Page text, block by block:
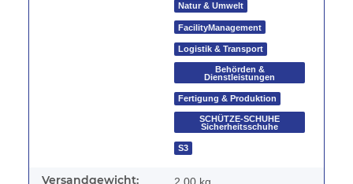
Natur & Umwelt
FacilityManagement
Logistik & Transport
Behörden &
Dienstleistungen
Fertigung & Produktion
SCHÜTZE-SCHUHE
Sicherheitsschuhe
S3
Versandgewicht: